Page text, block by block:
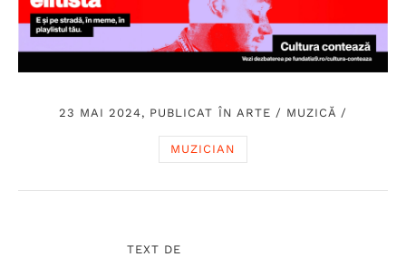
23 MAI 2024, PUBLICAT ÎN ARTE / MUZICĂ /
MUZICIAN
TEXT DE